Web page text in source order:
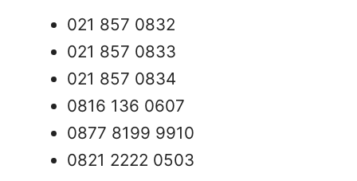
021 857 0832
021 857 0833
021 857 0834
0816 136 0607
0877 8199 9910
0821 2222 0503